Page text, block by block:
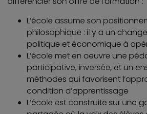
L’école assume son
philosophique : il y a un
politique et économique à
L’école met en oeuvre une
participative, inversée, et un
méthodes qui favorisent
condition d’apprentissage
L’école est construite sur une